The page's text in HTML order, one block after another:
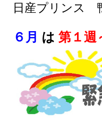
日産プリンス
６月 は第１週